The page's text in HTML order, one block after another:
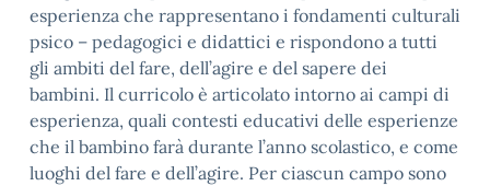
esperienza che rappresentano i fondamenti culturali
psico – pedagogici e didattici e rispondono a tutti
gli ambiti del fare, dell’agire e del sapere dei
bambini. Il curricolo è articolato intorno ai campi di
esperienza, quali contesti educativi delle esperienze
che il bambino farà durante l’anno scolastico, e come
luoghi del fare e dell’agire. Per ciascun campo sono